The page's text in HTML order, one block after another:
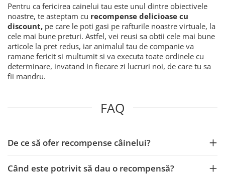
Pentru ca fericirea cainelui tau este unul dintre obiectivele
noastre, te asteptam cu recompense delicioase cu
discount, pe care le poti gasi pe rafturile noastre virtuale, la
cele mai bune preturi. Astfel, vei reusi sa obtii cele mai bune
articole la pret redus, iar animalul tau de companie va
ramane fericit si multumit si va executa toate ordinele cu
determinare, invatand in fiecare zi lucruri noi, de care tu sa
fii mandru.
FAQ
De ce să ofer recompense câinelui?
Când este potrivit să dau o recompensă?